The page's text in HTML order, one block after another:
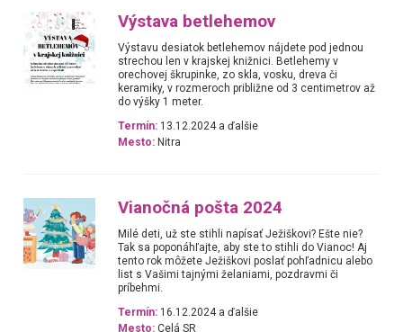
Výstava betlehemov
Výstavu desiatok betlehemov nájdete pod jednou
strechou len v krajskej knižnici. Betlehemy v
orechovej škrupinke, zo skla, vosku, dreva či
keramiky, v rozmeroch približne od 3 centimetrov až
do výšky 1 meter.
Termín: 13.12.2024 a ďalšie
Mesto: Nitra
Vianočná pošta 2024
Milé deti, už ste stihli napísať Ježiškovi? Ešte nie?
Tak sa poponáhľajte, aby ste to stihli do Vianoc! Aj
tento rok môžete Ježiškovi poslať pohľadnicu alebo
list s Vašimi tajnými želaniami, pozdravmi či
príbehmi.
Termín: 16.12.2024 a ďalšie
Mesto: Celá SR